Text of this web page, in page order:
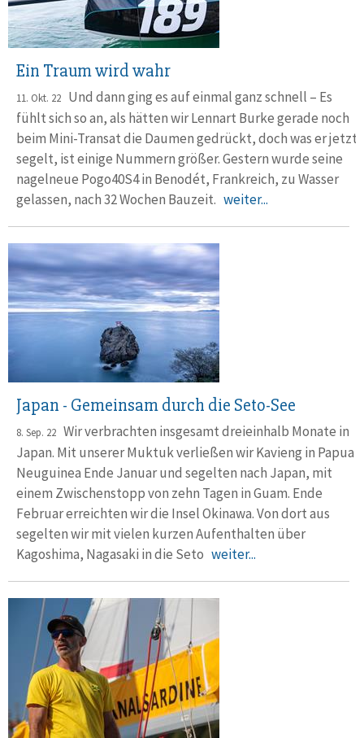
Ein Traum wird wahr
11. Okt. 22 Und dann ging es auf einmal ganz schnell – Es
fühlt sich so an, als hätten wir Lennart Burke gerade noch
beim Mini-Transat die Dau­men gedrückt, doch was er jetzt
segelt, ist einige Nummern größer. Gestern wurde seine
nagelneue Pogo40S4 in Benodét, Frankreich, zu Wasser
gelassen, nach 32 Wochen Bauzeit. weiter...
Japan - Gemeinsam durch die Seto-See
8. Sep. 22 Wir verbrachten insgesamt dreieinhalb Monate in
Japan. Mit un­se­rer Muktuk verließen wir Kavieng in Papua
Neuguinea Ende Ja­nu­ar und segelten nach Japan, mit
einem Zwischen­stopp von zehn Ta­gen in Guam. Ende
Februar erreichten wir die Insel Okinawa. Von dort aus
segelten wir mit vielen kurzen Aufent­halten über
Kagoshima, Nagasaki in die Seto weiter...